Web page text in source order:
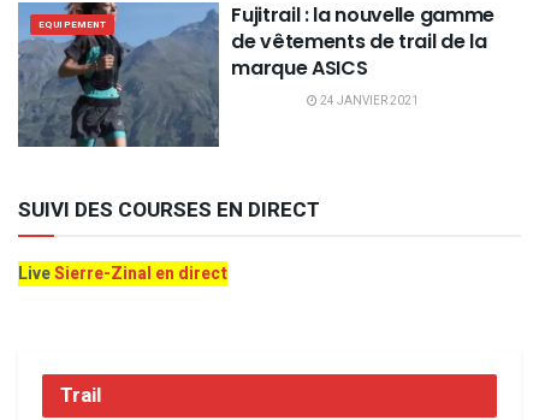
EQUIPEMENT
Fujitrail : la nouvelle gamme
de vêtements de trail de la
marque ASICS
24 JANVIER 2021
SUIVI DES COURSES EN DIRECT
LiveSierre-Zinal en direct
Trail